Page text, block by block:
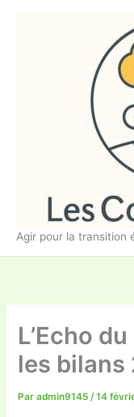
Agir pour la transition
L’Echo
les bilans
Paradmin9145/14